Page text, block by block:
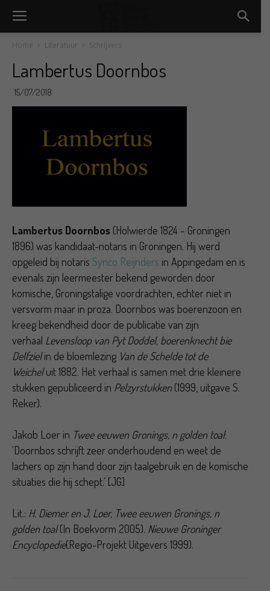
Home Literatuur Schrijvers
Lambertus Doornbos
15/07/2018
Lambertus Doornbos (Holwierde 1824 – Groningen
1896) was kandidaat-notaris in Groningen. Hij werd
opgeleid bij notaris Synco Reijnders in Appingedam en is
evenals zijn leermeester bekend geworden door
komische, Groningstalige voordrachten, echter niet in
versvorm maar in proza. Doornbos was boerenzoon en
kreeg bekendheid door de publicatie van zijn
verhaal Levensloop van Pyt Doddel, boerenknecht bie
Delfzielin de bloemlezing Van de Schelde tot de
Weicheluit 1882. Het verhaal is samen met drie kleinere
stukken gepubliceerd in Pelzyrstukken (1999, uitgave S.
Reker).
Jakob Loer in Twee eeuwen Gronings, n golden toal:
‘Doornbos schrijft zeer onderhoudend en weet de
lachers op zijn hand door zijn taalgebruik en de komische
situaties die hij schept.’ [JG]
Lit.: H. Diemer en J. Loer, Twee eeuwen Gronings, n
golden toal(In Boekvorm 2005). Nieuwe Groninger
Encyclopedie(Regio-Projekt Uitgevers 1999).